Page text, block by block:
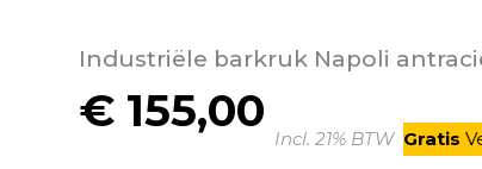
Industriële barkruk Napoli
€ 155,00
Incl. 21% BTW Gratis V